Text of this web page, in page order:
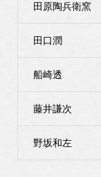
田原陶兵衛窯
田口潤
船崎透
藤井謙次
野坂和左